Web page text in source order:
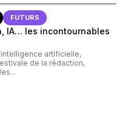
FUTURS
IA… les incontournables
artificielle,
de la rédaction,